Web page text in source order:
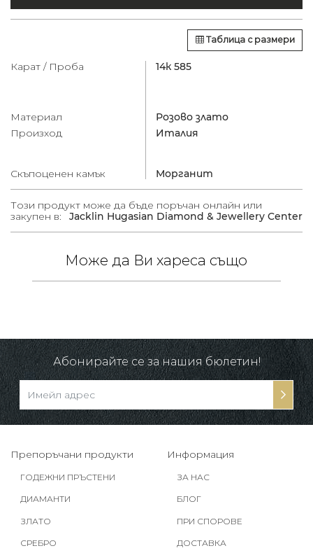
Таблица с размери
Карат / Проба 14к 585
Материал
Розово злато
Произход
Италия
Скъпоценен камък Морганит
Този продукт може да бъде поръчан онлайн или
закупен в:
Jacklin Hugasian Diamond & Jewellery Center
Може да Ви хареса също
Абонирайте се за нашия бюлетин!
Препоръчани продукти
ГОДЕЖНИ ПРЪСТЕНИ
ДИАМАНТИ
ЗЛАТО
СРЕБРО
Информация
ЗА НАС
БЛОГ
ПРИ СПОРОВЕ
ДОСТАВКА